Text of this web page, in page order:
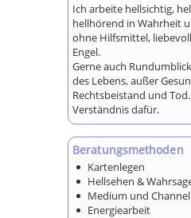
Ich arbeite hellsichtig,
hellhörend in Wahrheit
ohne Hilfsmittel,
Engel.
Gerne auch
des Lebens, außer
Rechtsbeistand und
Verständnis dafür.
Beratungsmethoden
Kartenlegen
Hellsehen &
Medium und
Energiearbeit